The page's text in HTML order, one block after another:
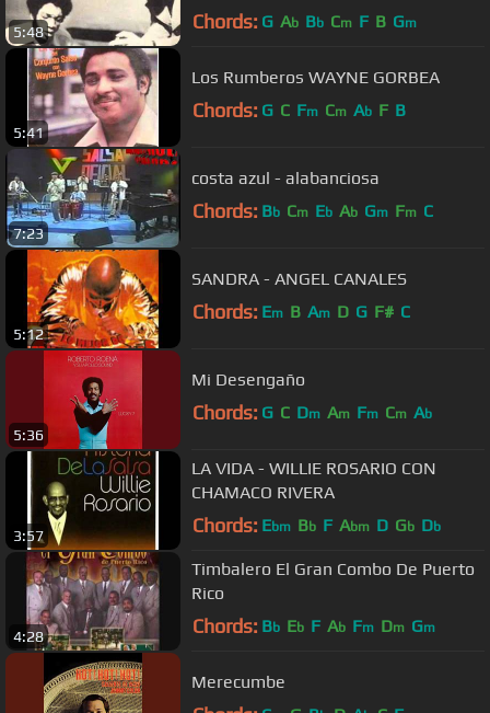
5:48 Chords: G Ab Bb Cm F B Gm
5:41
Los Rumberos WAYNE GORBEA
Chords: G C Fm Cm Ab F B
7:23
costa azul - alabanciosa
Chords: Bb Cm Eb Ab Gm Fm C
5:12
SANDRA - ANGEL CANALES
Chords: Em B Am D G F# C
5:36
Mi Desengaño
Chords: G C Dm Am Fm Cm Ab
3:57
LA VIDA - WILLIE ROSARIO CON
CHAMACO RIVERA
Chords: Ebm Bb F Abm D Gb Db
4:28
Timbalero El Gran Combo De Puerto
Rico
Chords: Bb Eb F Ab Fm Dm Gm
Merecumbe